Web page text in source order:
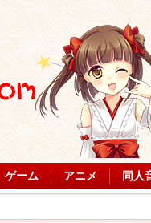
ゲーム アニメ 同人